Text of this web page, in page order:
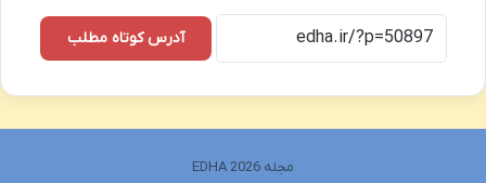
آدرس کوتاه مطلب
مجله EDHA 2026